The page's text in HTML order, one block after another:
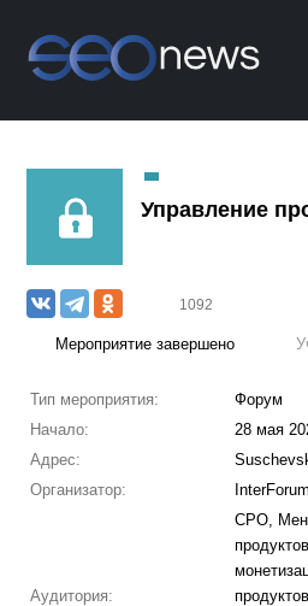
Управление
1092
Мероприятие завершено
Тип мероприятия:
Форум
Начало:
28 мая
Адрес:
Организатор:
InterForum
Аудитория:
CPO,